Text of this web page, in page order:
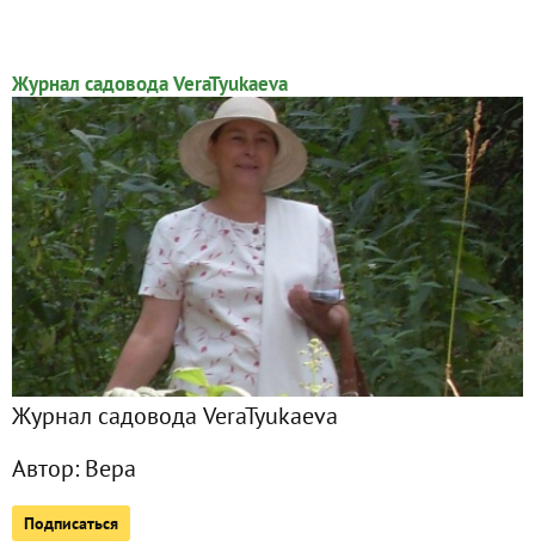
Журнал садовода VeraTyukaeva
Журнал садовода VeraTyukaeva
Автор: Вера
Подписаться
Фото 18
Сейчас обсуждают
Поиск собаки по заданным качествам или русский
Первый груздь...
Коллеги-огородники! Празднуем День огурца!
Мульчер, он же измельчитель растений, он же траворезка
Виноградные предтечи на Алтае